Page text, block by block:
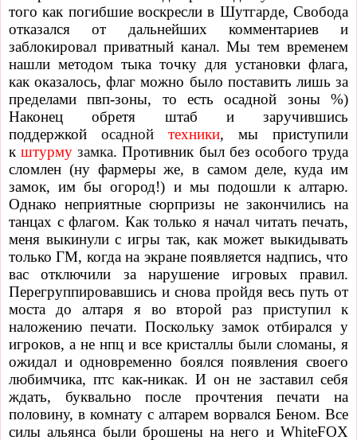
того как погибшие воскресли в Шутгарде, Свобода
отказался от дальнейших комментариев и
заблокировал приватный канал. Мы тем временем
нашли методом тыка точку для установки флага,
как оказалось, флаг можно было поставить лишь за
пределами пвп-зоны, то есть осадной зоны %)
Наконец обретя штаб и заручившись
поддержкой
осадной техники, мы приступили
к штурму замка. Противник был без особого труда
сломлен (ну фармеры же, в самом деле, куда им
замок, им бы огород!) и мы подошли к алтарю.
Однако неприятные сюрпризы не закончились на
танцах с флагом. Как только я начал читать печать,
меня выкинули с игры так, как может выкидывать
только ГМ, когда на экране появляется надпись, что
вас отключили за нарушение игровых правил.
Перегруппировавшись и снова пройдя весь путь от
моста до алтаря я во второй раз приступил к
наложению печати. Поскольку замок отбирался у
игроков, а не нпц и все кристаллы были сломаны, я
ожидал и одновременно боялся появления своего
любимчика, птс как-никак. И он не заставил себя
ждать, буквально после прочтения печати на
половину, в комнату с алтарем ворвался Беном. Все
силы альянса были брошены на него и WhiteFOX